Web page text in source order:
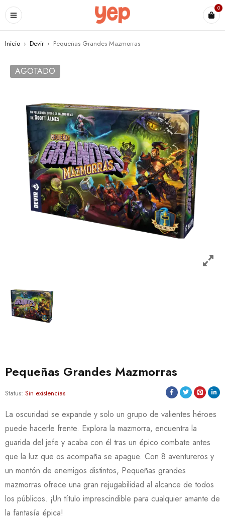
0
Inicio › Devir › Pequeñas Grandes Mazmorras
AGOTADO
Pequeñas Grandes Mazmorras
Status: Sin existencias
La oscuridad se expande y solo un grupo de valientes héroes
puede hacerle frente. Explora la mazmorra, encuentra la
guarida del jefe y acaba con él tras un épico combate antes
que la luz que os acompaña se apague. Con 8 aventureros y
un montón de enemigos distintos, Pequeñas grandes
mazmorras ofrece una gran rejugabilidad al alcance de todos
los públicos. ¡Un título imprescindible para cualquier amante de
la fantasía épica!